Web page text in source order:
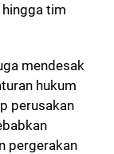
tim
mendesak
hukum
perusakan
pergerakan